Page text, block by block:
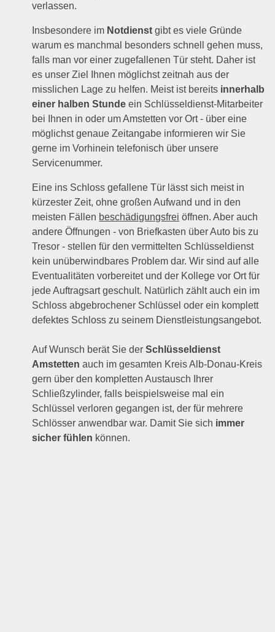
verlassen.
Insbesondere im Notdienst gibt es viele Gründe
warum es manchmal besonders schnell gehen muss,
falls man vor einer zugefallenen Tür steht. Daher ist
es unser Ziel Ihnen möglichst zeitnah aus der
misslichen Lage zu helfen. Meist ist bereits innerhalb
einer halben Stunde ein Schlüsseldienst-Mitarbeiter
bei Ihnen in oder um Amstetten vor Ort - über eine
möglichst genaue Zeitangabe informieren wir Sie
gerne im Vorhinein telefonisch über unsere
Servicenummer.
Eine ins Schloss gefallene Tür lässt sich meist in
kürzester Zeit, ohne großen Aufwand und in den
meisten Fällen beschädigungsfrei öffnen. Aber auch
andere Öffnungen - von Briefkasten über Auto bis zu
Tresor - stellen für den vermittelten Schlüsseldienst
kein unüberwindbares Problem dar. Wir sind auf alle
Eventualitäten vorbereitet und der Kollege vor Ort für
jede Auftragsart geschult. Natürlich zählt auch ein im
Schloss abgebrochener Schlüssel oder ein komplett
defektes Schloss zu seinem Dienstleistungsangebot.
Auf Wunsch berät Sie derSchlüsseldienst
Amstetten auch im gesamten Kreis Alb-Donau-Kreis
gern über den kompletten Austausch Ihrer
Schließzylinder, falls beispielsweise mal ein
Schlüssel verloren gegangen ist, der für mehrere
Schlösser anwendbar war. Damit Sie sich immer
sicher fühlen können.